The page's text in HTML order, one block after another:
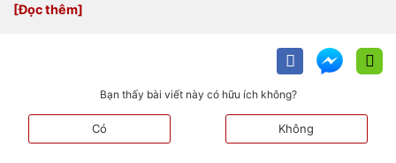
Bạn thấy bài viết này có hữu ích không?
Có Không